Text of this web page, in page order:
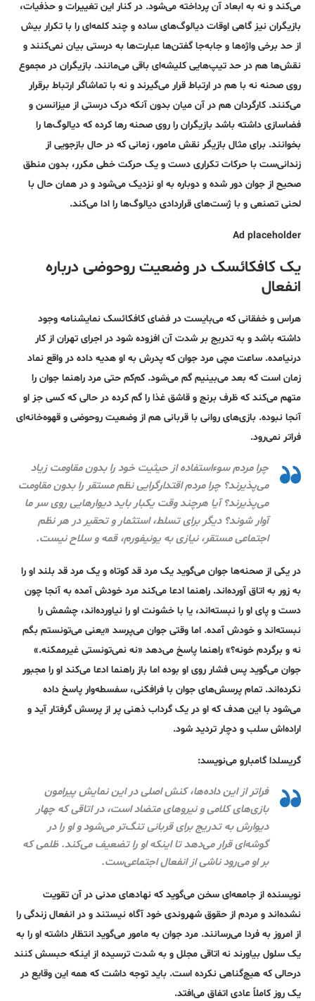
می‌کند و نه به ابعاد آن پرداخته می‌شود. در کنار این تغییرات و حذفیات،
بازیگران نیز گاهی اوقات دیالوگ‌های ساده و چند کلمه‌ای را با تکرار بیش
‌از حد برخی واژه‌ها و جابه‌جا گفتن‌ها عبارت‌ها به درستی بیان نمی‌کنند و
نقش‌ها هم در حد تیپ‌هایی کلیشه‌ای باقی می‌مانند. بازیگران در مجموع
روی صحنه نه با هم در ارتباط قرار می‌گیرند و نه با تماشاگر ارتباط برقرار
می‌کنند. کارگردان هم در آن میان بدون آنکه درک درستی از میزانسن و
فضاسازی داشته باشد بازیگران را روی صحنه رها کرده که‌ دیالوگ‌ها را
بخوانند. برای مثال بازیگر نقش مامور، زمانی که در حال بازجویی از
زندانی‌ست با حرکات تکراری دست و یک حرکت خطی مکرر، بدون منطق
صحیح از جوان دور شده و دوباره به او نزدیک می‌شود و در همان حال با
لحنی تصنعی و با ژست‌های قراردادی دیالوگ‌ها را ادا می‌کند.
Ad placeholder
یک کافکائسک در وضعیت روحوضی درباره
انفعال
هراس و خفقانی که می‌بایست در فضای کافکائسک نمایشنامه وجود
داشته باشد و به تدریج بر شدت آن افزوده شود در اجرای تهران از کار
درنیامده. ساعت مچی مرد جوان که پدرش به او هدیه داده در واقع نماد
زمان است که بعد می‌بینیم گم می‌شود. کم‌کم حتی مرد راهنما جوان را
متهم می‌کند که ظرف برنج و قاشق غذا را گم کرده در حالی که کسی جز او
آنجا نبوده. بازی‌های روانی با قربانی هم از وضعیت روحوضی و قهوه‌خانه‌ای
فراتر نمی‌رود.
چرا مردم سوءاستفاده از حیثیت خود را بدون مقاومت زیاد
می‌پذیرند؟ چرا مردم اقتدارگرایی نظم مستقر را بدون مقاومت
می‌پذیرند؟ آیا هرچند وقت یکبار باید دیوارهایی روی سر ما
آوار شوند؟ دیگر برای تسلط، استثمار و تحقیر در هر نظم
اجتماعی مستقر، نیازی به یونیفورم، قمه و سلاح نیست.
در یکی از صحنه‌ها جوان می‌گوید یک مرد قد کوتاه و یک مرد قد بلند او را
به زور به اتاق آورده‌اند. راهنما ادعا می‌کند مرد خودش آمده به آنجا چون
دست و پای او را نبسته‌اند، یا با خشونت او را نیاورده‌اند، چشمش را
نبسته‌اند و خودش آمده. اما وقتی جوان می‌پرسد «یعنی می‌تونستم بگم
نه و برگردم خونه؟» راهنما پاسخ می‌دهد «نه نمی‌تونستی غیرممکنه.»
جوان می‌گوید پس فشار روی او بوده اما باز راهنما ادعا می‌کند او را مجبور
نکرده‌اند. تمام پرسش‌های جوان با فرافکنی، سفسطه‌وار پاسخ داده
می‌شود با این هدف که او در یک گرداب ذهنی پر از پرسش گرفتار آید و
اراده‌اش سلب و دچار تردید شود.
گریسلدا گامبارو می‌نویسد:
فراتر از این داده‌ها، کنش اصلی در این نمایش پیرامون
بازی‌های کلامی و نیروهای متضاد است، در اتاقی که چهار
دیوارش به تدریج برای قربانی تنگ‌تر می‌شود و او را در
گوشه‌ای قرار می‌دهد تا اینکه او را تضعیف می‌کند. ظلمی که
بر او می‌رود ناشی از انفعال اجتماعی‌ست.
نویسنده از جامعه‌ای سخن می‌گوید که نهادهای مدنی در آن تقویت
نشده‌اند و مردم از حقوق شهروندی خود آگاه نیستند و در انفعال زندگی را
از امروز به فردا می‌رسانند. مرد جوان به مامور می‌گوید انتظار داشته او را به
یک سلول بیاورند نه اتاقی مجلل و به شدت ترسیده از اینکه حبسش کنند
درحالی که هیچ‌گناهی نکرده است. باید توجه داشت که همه این وقایع در
یک روز کاملاً عادی اتفاق می‌افتد.